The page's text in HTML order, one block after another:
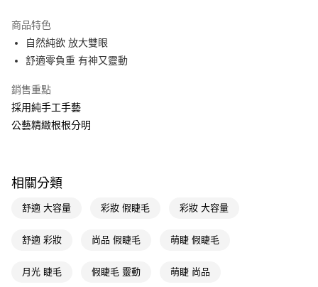
LINE Pay
Apple Pay
街口支付
悠遊付
相關說明
【關於「AFTEE先享後付」】
１．簡單：不需註冊會員、不需綁卡、不需儲值。
３．安心：先確認商品／服務後，再付款。
即享券
全家取貨付款
商品特色
自然純欲 放大雙眼
舒適零負重 有神又靈動
銷售重點
採用純手工手藝
公藝精緻根根分明
相關分類
舒適 大容量 彩妝 假睫毛 彩妝 大容量
舒適 彩妝 尚品 假睫毛 萌睫 假睫毛
月光 睫毛 假睫毛 靈動 萌睫 尚品